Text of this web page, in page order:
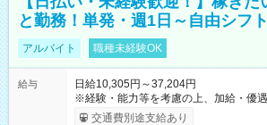
と勤務！単発・週1日～自由シフ
アルバイト 職種未経験OK
給与
日給10,305円～37,204円
※経験・能力等を考慮の上、加給・優遇いたし
間】試用期間なし
交通費別途支給あり